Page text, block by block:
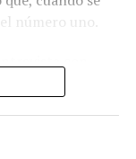
bajo la lupa
o por la
número uno.
el
sobre si